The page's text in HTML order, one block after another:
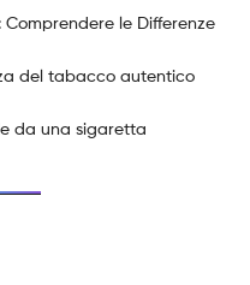
Comprendere le Differenze
del tabacco autentico
da una sigaretta